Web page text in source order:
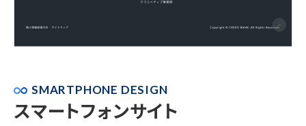
SMARTPHONE DESIGN
スマートフォンサイト